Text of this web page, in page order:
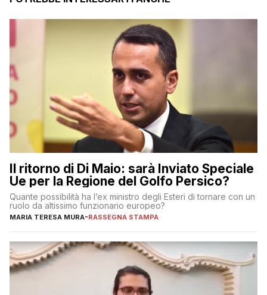
Il ritorno di Di Maio: sarà Inviato Speciale
Ue per la Regione del Golfo Persico?
Quante possibilità ha l’ex ministro degli Esteri di tornare con un
ruolo da altissimo funzionario europeo?
MARIA TERESA MURA-RASSEGNA STAMPA